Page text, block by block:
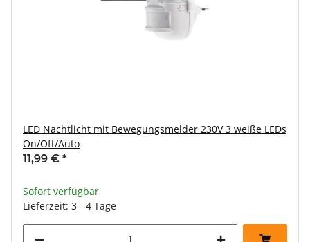
LED Nachtlicht mit Bewegungsmelder 230V 3 weiße LEDs
On/Off/Auto
11,99 € *
Sofort verfügbar
Lieferzeit: 3 - 4 Tage